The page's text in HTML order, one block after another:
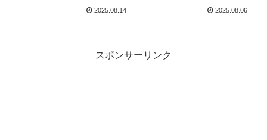
人は、ドン・キャリス・ファミ
るため、新日本プロレスから1名
の援軍が来ることになっていま
2025.08.14
ル・フレッチャーとのハードコ
かりのタイトルをすぐに失って
しまったことへの憤りも伝わっ
2025.08.06
スポンサーリンク